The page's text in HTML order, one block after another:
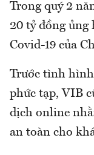
Trong quý 2
20 tỷ đồng ủng
Covid-19 của
Trước tình
phức tạp, VIB
dịch online
an toàn cho